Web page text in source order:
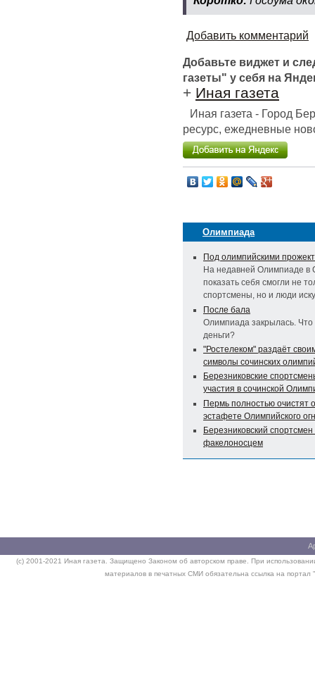
Добавить комментарий
Добавьте виджет и
газеты" у себя на
+ Иная газета
Иная газета - Город
ресурс, ежедневные
Олимпиада
Под олимпийскими
На недавней Олимпиаде в
показать себя смогли не
спортсмены, но и люди
После бала
Олимпиада закрылась. Что
деньги?
"Ростелеком" раздаёт
символы сочинских
Березниковские
участия в сочинской
Пермь полностью очистят
эстафете Олимпийского
Березниковский
факелоносцем
(c) 2001-2021 Иная газета. Защищено Законом об авторском праве. При
материалов в печатных СМИ обязательна ссылка на